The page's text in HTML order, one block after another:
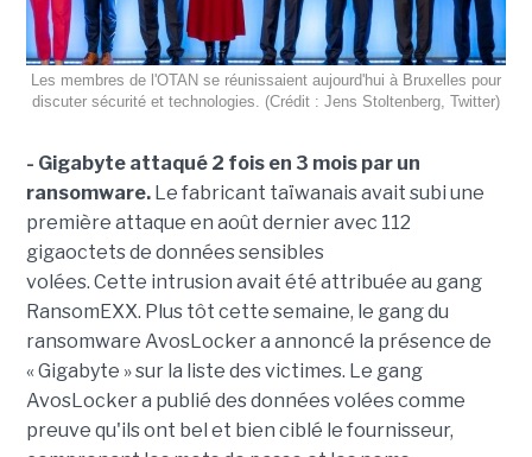
Les membres de l'OTAN se réunissaient aujourd'hui à Bruxelles pour
discuter sécurité et technologies. (Crédit : Jens Stoltenberg, Twitter)
- Gigabyte attaqué 2 fois en 3 mois par un
ransomware. Le fabricant taïwanais avait subi une
première attaque en août dernier avec 112
gigaoctets de données sensibles
volées. Cette intrusion avait été attribuée au gang
RansomEXX. Plus tôt cette semaine, le gang du
ransomware AvosLocker a annoncé la présence de
« Gigabyte » sur la liste des victimes. Le gang
AvosLocker a publié des données volées comme
preuve qu'ils ont bel et bien ciblé le fournisseur,